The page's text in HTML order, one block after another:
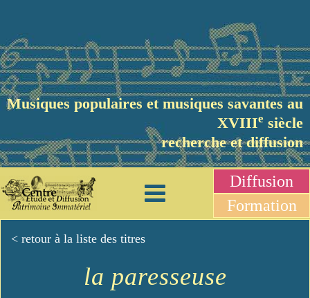
Musiques populaires et musiques savantes au
XVIIIe siècle
recherche et diffusion
Diffusion
Formation
< retour à la liste des titres
la paresseuse